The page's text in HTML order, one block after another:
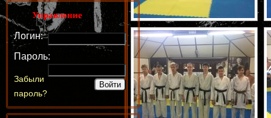
Управление
Логин:
Пароль:
Забыли
пароль?